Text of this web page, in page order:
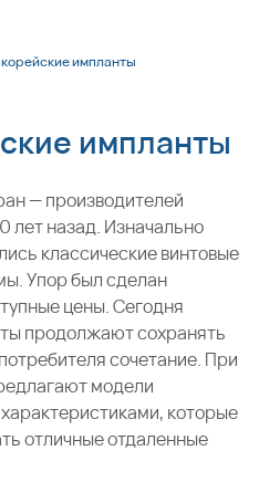
импланты
импланты
— производителей
лет назад. Изначально
классические винтовые
Упор был сделан
цены. Сегодня
продолжают сохранять
сочетание. При
модели
которые
отличные отдаленные